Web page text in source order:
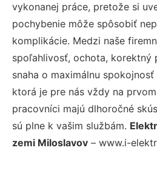
vykonanej práce, pretože si
pochybenie môže spôsobiť
komplikácie. Medzi naše
spoľahlivosť, ochota, korektný
snaha o maximálnu
ktorá je pre nás vždy na
pracovníci majú dlhoročné
sú plne k vašim službám.
zemi Miloslavov – www.i-